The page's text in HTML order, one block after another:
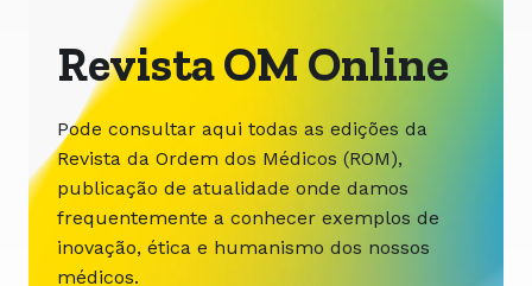
Revista OM Online
Pode consultar aqui todas as edições da
Revista da Ordem dos Médicos (ROM),
publicação de atualidade onde damos
frequentemente a conhecer exemplos de
inovação, ética e humanismo dos nossos
médicos.